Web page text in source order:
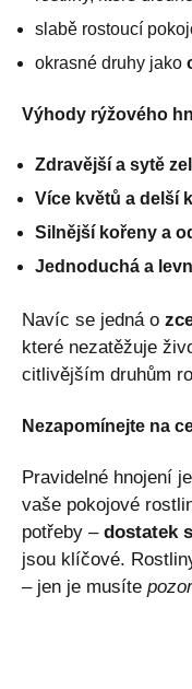
slabě rostoucí
okrasné druhy jako
Výhody rýžového
Zdravější a sytě
Více květů a delší
Silnější kořeny a
Jednoduchá a
Navíc se jedná o
které nezatěžuje
citlivějším druhům
Nezapomínejte na
Pravidelné hnojení
vaše pokojové
potřeby – dostatek
jsou klíčové.
– jen je musíte